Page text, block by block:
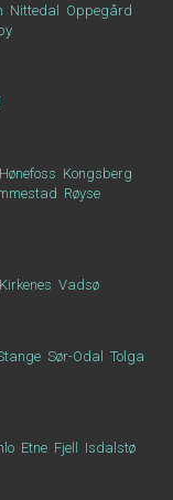
Nittedal
Oppegård
Hønefoss Kongsberg
Røyse
Kirkenes Vadsø
Sør-Odal
Tolga
Etne Fjell
Isdalstø